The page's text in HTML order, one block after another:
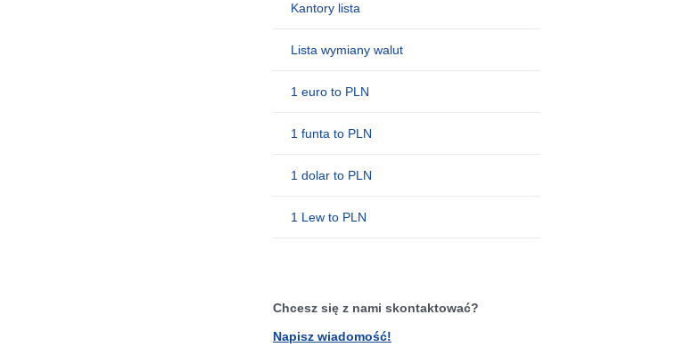
Kantory lista
Lista wymiany walut
1 euro to PLN
1 funta to PLN
1 dolar to PLN
1 Lew to PLN
Chcesz się z nami skontaktować?
Napisz wiadomość!